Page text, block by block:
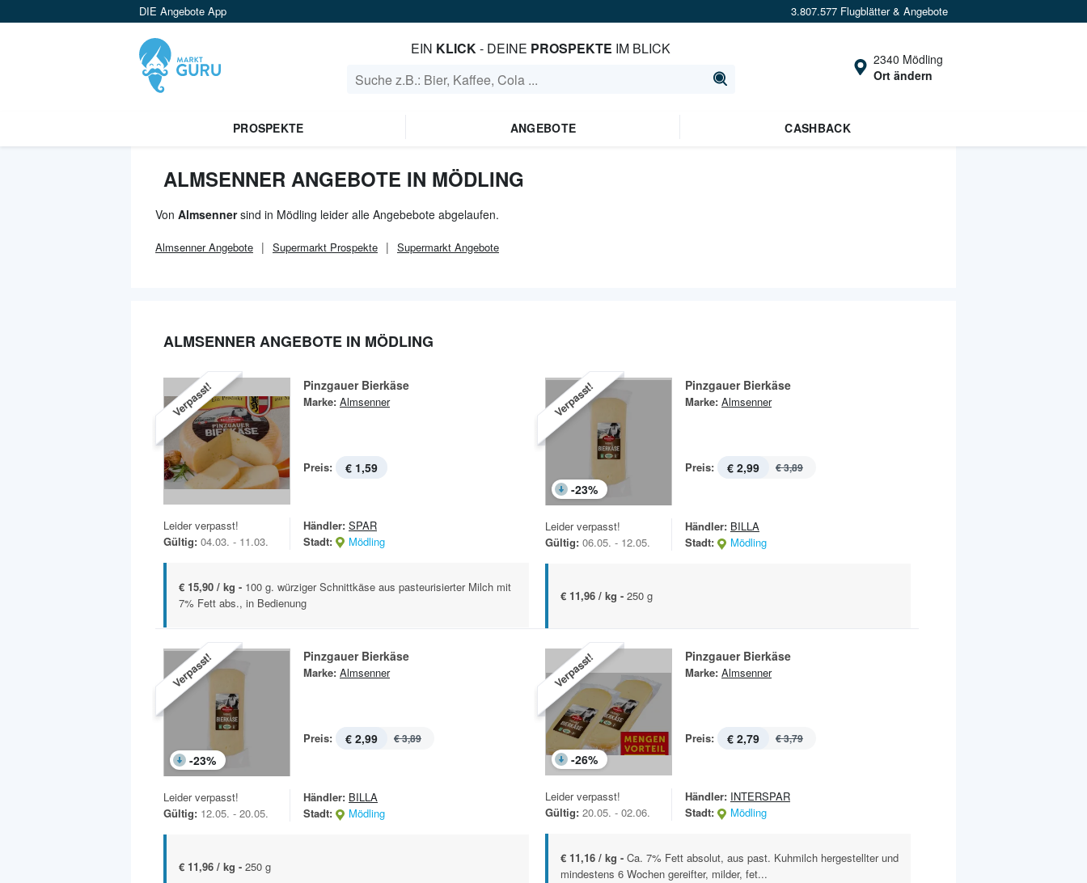
DIE Angebote App 3.807.577 Flugblätter & Angebote
EIN KLICK- DEINE PROSPEKTE IM BLICK
2340 Mödling
Ort ändern
PROSPEKTE ANGEBOTE CASHBACK
ALMSENNER ANGEBOTE IN MÖDLING
Von Almsennersind in Mödling leider alle Angebebote abgelaufen.
AlmsennerAngebote Supermarkt Prospekte Supermarkt Angebote
ALMSENNER ANGEBOTE IN MÖDLING
Verpasst! Pinzgauer Bierkäse
Marke: Almsenner
Preis: € 1,59
Leider verpasst!
Gültig: 04.03. - 11.03.
Händler: SPAR
Stadt:
Mödling
€ 15,90 / kg - 100 g. würziger Schnittkäse aus pasteurisierter Milch mit
7% Fett abs., in Bedienung
Verpasst!
-23%
Pinzgauer Bierkäse
Marke: Almsenner
Preis: € 2,99 € 3,89
Leider verpasst!
Gültig: 06.05. - 12.05.
Händler: BILLA
Stadt:
Mödling
€ 11,96 / kg - 250 g
Verpasst!
-23%
Pinzgauer Bierkäse
Marke: Almsenner
Preis: € 2,99 € 3,89
Leider verpasst!
Gültig: 12.05. - 20.05.
Händler: BILLA
Stadt:
Mödling
€ 11,96 / kg - 250 g
Verpasst!
-26%
Pinzgauer Bierkäse
Marke: Almsenner
Preis: € 2,79 € 3,79
Leider verpasst!
Gültig: 20.05. - 02.06.
Händler: INTERSPAR
Stadt:
Mödling
€ 11,16 / kg - Ca. 7% Fett absolut, aus past. Kuhmilch hergestellter und
mindestens 6 Wochen gereifter, milder, fet...